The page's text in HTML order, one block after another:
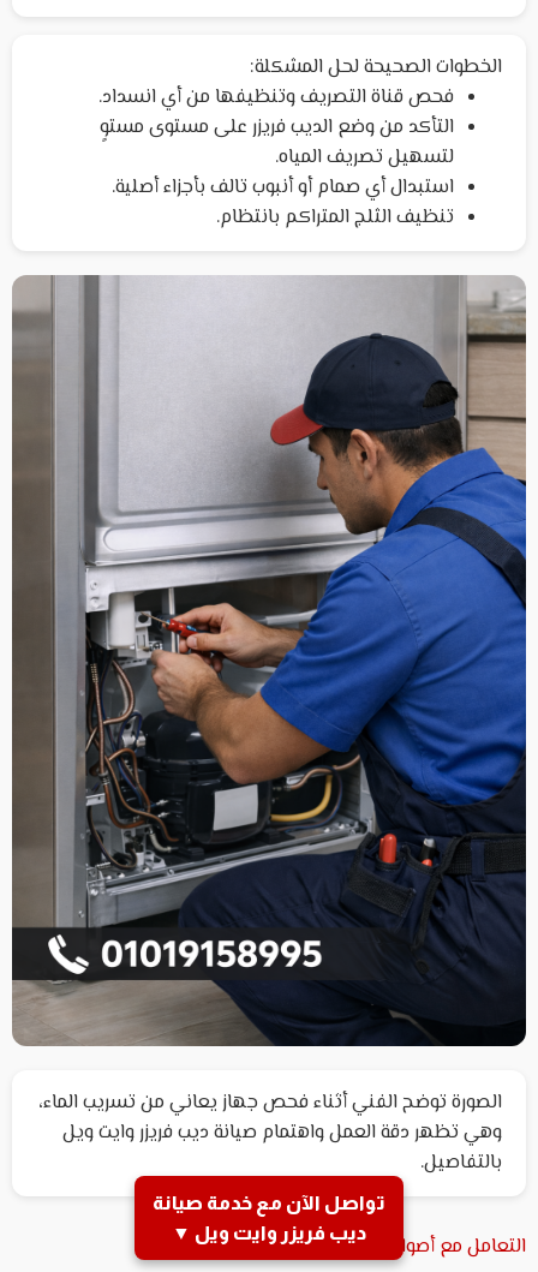
الخطوات الصحيحة لحل المشكلة:
فحص قناة التصريف وتنظيفها من أي انسداد.
التأكد من وضع الديب فريزر على مستوى مستوٍ
لتسهيل تصريف المياه.
استبدال أي صمام أو أنبوب تالف بأجزاء أصلية.
تنظيف الثلج المتراكم بانتظام.
الصورة توضح الفني أثناء فحص جهاز يعاني من تسريب الماء،
وهي تظهر دقة العمل واهتمام صيانة ديب فريزر وايت ويل
بالتفاصيل.
التعامل مع أصوات الموتور الغريبة
تواصل الآن مع خدمة صيانة
ديب فريزر وايت ويل ▼